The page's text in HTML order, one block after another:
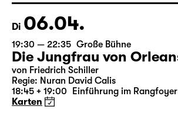
18:45 + 19:00 Einführung im Rangfoyer
Karten
Di 06.04.
19:30 — 22:35 Große Bühne
Die Jungfrau von Orleans